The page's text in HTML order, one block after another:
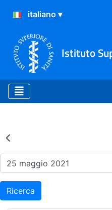
Istituto
Risultati
Ricerca